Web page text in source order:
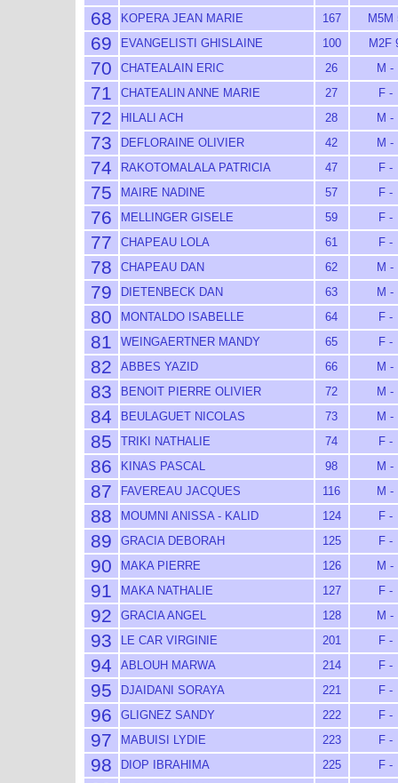
68
KOPERA JEAN MARIE 167 M5M
69 EVANGELISTI GHISLAINE 100 M2F
70 CHATEALAIN ERIC 26 M -
71 CHATEALIN ANNE MARIE 27 F -
72 HILALI ACH 28 M -
73 DEFLORAINE OLIVIER 42 M -
74 RAKOTOMALALA PATRICIA 47 F -
75 MAIRE NADINE 57 F -
76 MELLINGER GISELE 59 F -
77 CHAPEAU LOLA 61 F -
78 CHAPEAU DAN 62 M -
79 DIETENBECK DAN 63 M -
80 MONTALDO ISABELLE 64 F -
81 WEINGAERTNER MANDY 65 F -
82 ABBES YAZID 66 M -
83 BENOIT PIERRE OLIVIER 72 M -
84 BEULAGUET NICOLAS 73 M -
85 TRIKI NATHALIE 74 F -
86 KINAS PASCAL 98 M -
87 FAVEREAU JACQUES 116 M -
88 MOUMNI ANISSA - KALID 124 F -
89 GRACIA DEBORAH 125 F -
90 MAKA PIERRE 126 M -
91 MAKA NATHALIE 127 F -
92 GRACIA ANGEL 128 M -
93 LE CAR VIRGINIE 201 F -
94 ABLOUH MARWA 214 F -
95 DJAIDANI SORAYA 221 F -
96 GLIGNEZ SANDY 222 F -
97 MABUISI LYDIE 223 F -
98 DIOP IBRAHIMA 225 F -